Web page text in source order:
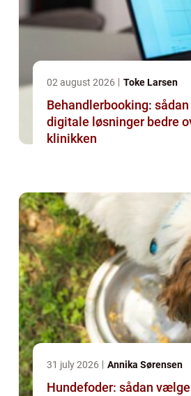
02 august 2026 Toke Larsen
Behandlerbooking:
digitale løsninger bedre
klinikken
31 july 2026 Annika Sørensen
Hundefoder: sådan